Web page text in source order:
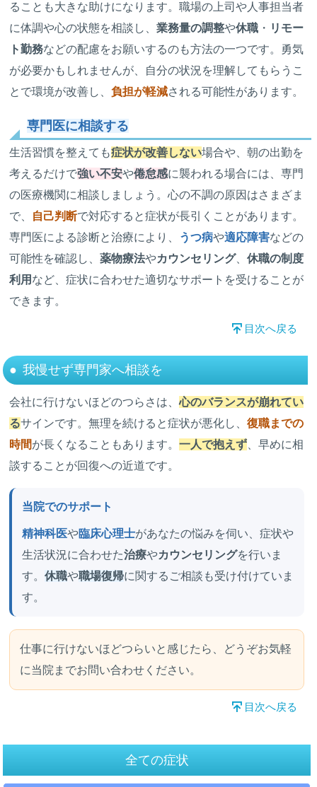
ることも大きな助けになります。職場の上司や人事担当者
に体調や心の状態を相談し、業務量の調整や休職 ・ リモー
ト勤務などの配慮をお願いするのも方法の一つです。勇気
が必要かもしれませんが、自分の状況を理解してもらうこ
とで環境が改善し、負担が軽減される可能性があります。
専門医に相談する
生活習慣を整えても症状が改善しない場合や、朝の出勤を
考えるだけで強い不安や倦怠感に襲われる場合には、専門
の医療機関に相談しましょう。心の不調の原因はさまざま
で、
自己判断で対応すると症状が長引くことがあります。
専門医による診断と治療により、
うつ病や適応障害などの
可能性を確認し、薬物療法やカウンセリング、休職の制度
利用 など、症状に合わせた適切なサポートを受けることが
できます。
目次へ戻る
我慢せず専門家へ相談を
会社に行けないほどのつらさは、心のバランスが崩れてい
るサインです。無理を続けると症状が悪化し、復職までの
時間が長くなることもあります。一人で抱えず 、早めに相
談することが回復への近道です。
当院でのサポート
精神科医や臨床心理士があなたの悩みを伺い、症状や
生活状況に合わせた治療やカウンセリングを行いま
す。休職や職場復帰に関するご相談も受け付けていま
す。
仕事に行けないほどつらいと感じたら、どうぞお気軽
に当院までお問い合わせください。
目次へ戻る
全ての症状